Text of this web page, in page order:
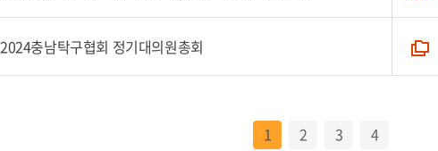
2024충남탁구협회 정기대의원총회
1 2 3 4